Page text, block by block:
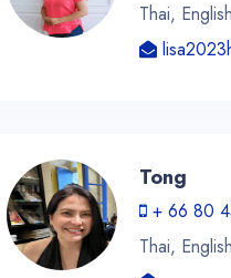
Thai, English
Tong
+ 66 80
Thai, English